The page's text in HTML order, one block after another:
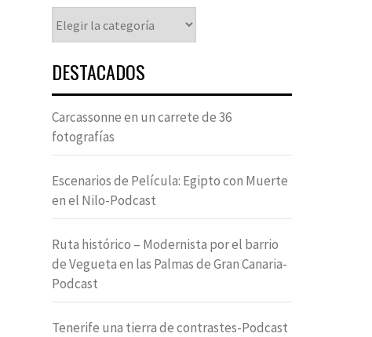
DESTACADOS
Carcassonne en un carrete de 36
fotografías
Escenarios de Película: Egipto con Muerte
en el Nilo-Podcast
Ruta histórico – Modernista por el barrio
de Vegueta en las Palmas de Gran Canaria-
Podcast
Tenerife una tierra de contrastes-Podcast